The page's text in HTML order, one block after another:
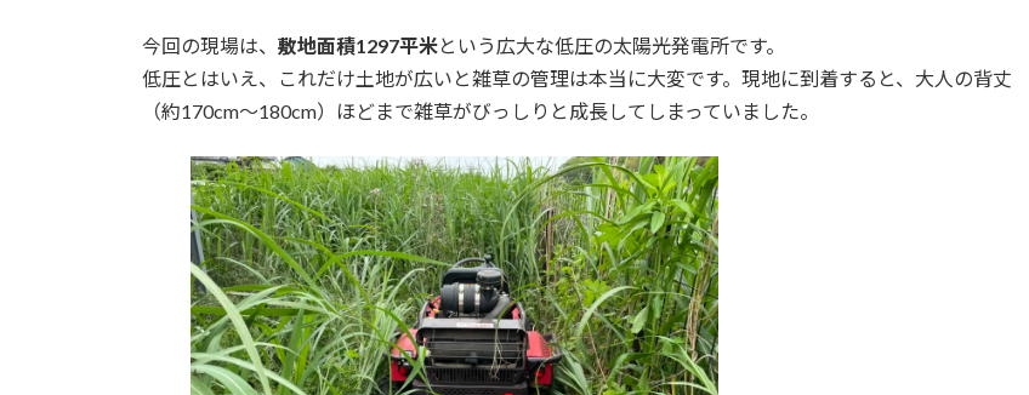
今回の現場は、 敷地面積1297平米という広大な低圧の太陽光発電所です。
低圧とはいえ、これだけ土地が広いと雑草の管理は本当に大変です。現地に到着すると、大人の背丈
（約170cm〜180cm）ほどまで雑草がびっしりと成長してしまっていました。